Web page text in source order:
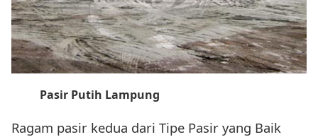
Pasir Putih Lampung
Ragam pasir kedua dari Tipe Pasir yang Baik